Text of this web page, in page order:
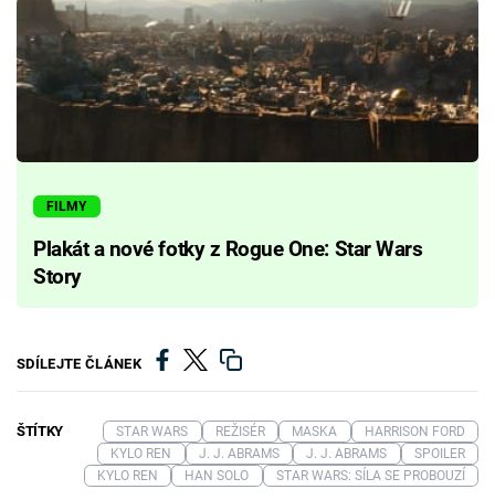
FILMY
Plakát a nové fotky z Rogue One: Star Wars
Story
SDÍLEJTE ČLÁNEK
ŠTÍTKY STAR WARS REŽISÉR MASKA
HARRISON FORD
KYLO REN
J. J. ABRAMS J. J. ABRAMS
SPOILER
KYLO REN
HAN SOLO STAR WARS: SÍLA SE PROBOUZÍ